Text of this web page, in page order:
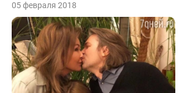
05 февраля 2018